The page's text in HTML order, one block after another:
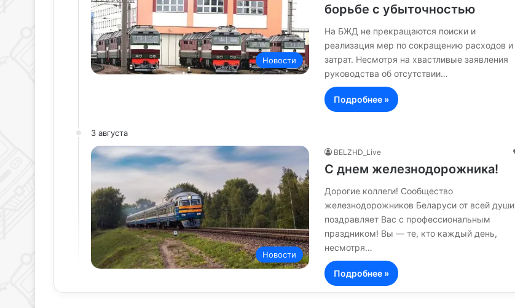
Новости
борьбе с убыточностью
На БЖД не прекращаются поиски и
реализация мер по сокращению расходов и
затрат. Несмотря на хвастливые заявления
руководства об отсутствии…
Подробнее »
3 августа
Новости
BELZHD_Live
С днем железнодорожника!
Дорогие коллеги! Сообщество
железнодорожников Беларуси от всей души
поздравляет Вас с профессиональным
праздником! Вы — те, кто каждый день,
несмотря…
Подробнее »